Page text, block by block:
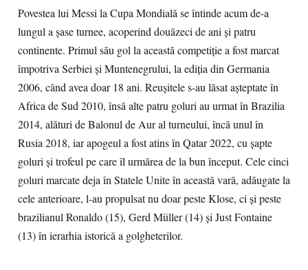
Povestea lui Messi la Cupa Mondială se întinde acum de-a
lungul a șase turnee, acoperind douăzeci de ani și patru
continente. Primul său gol la această competiție a fost marcat
împotriva Serbiei și Muntenegrului, la ediția din Germania
2006, când avea doar 18 ani. Reușitele s-au lăsat așteptate în
Africa de Sud 2010, însă alte patru goluri au urmat în Brazilia
2014, alături de Balonul de Aur al turneului, încă unul în
Rusia 2018, iar apogeul a fost atins în Qatar 2022, cu șapte
goluri și trofeul pe care îl urmărea de la bun început. Cele cinci
goluri marcate deja în Statele Unite în această vară, adăugate la
cele anterioare, l-au propulsat nu doar peste Klose, ci și peste
brazilianul Ronaldo (15), Gerd Müller (14) și Just Fontaine
(13) în ierarhia istorică a golgheterilor.